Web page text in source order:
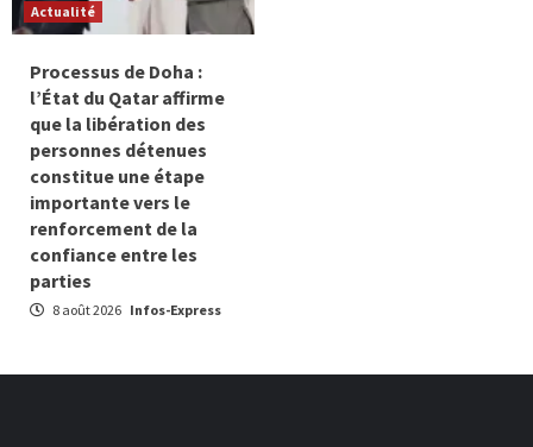
Actualité
Processus de Doha :
l’État du Qatar affirme
que la libération des
personnes détenues
constitue une étape
importante vers le
renforcement de la
confiance entre les
parties
8 août 2026 Infos-Express